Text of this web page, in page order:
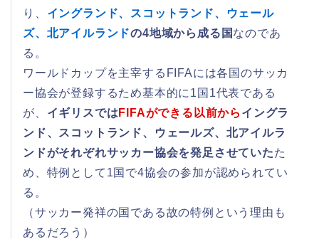
り、 イングランド、スコットランド、ウェール
ズ、北アイルランドの4地域から成る国なのであ
る。
ワールドカップを主宰するFIFAには各国のサッカ
ー協会が登録するため基本的に1国1代表である
が、 イギリスでは FIFAができる以前から イングラ
ンド、スコットランド、ウェールズ、北アイルラ
ンドがそれぞれサッカー協会を発足させていたた
め、特例として1国で4協会の参加が認められてい
る。
（サッカー発祥の国である故の特例という理由も
あるだろう）